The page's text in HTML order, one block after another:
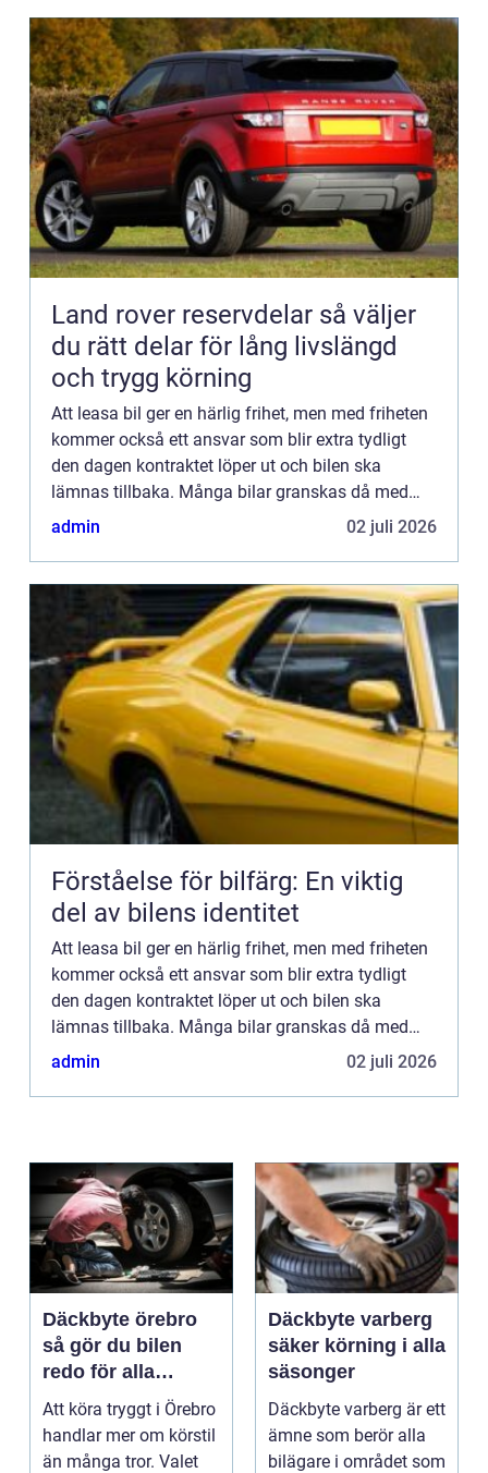
Land rover reservdelar så väljer
du rätt delar för lång livslängd
och trygg körning
Att leasa bil ger en härlig frihet, men med friheten
kommer också ett ansvar som blir extra tydligt
den dagen kontraktet löper ut och bilen ska
lämnas tillbaka. Många bilar granskas då med
lupp, och det som börja...
admin 02 juli 2026
Förståelse för bilfärg: En viktig
del av bilens identitet
Att leasa bil ger en härlig frihet, men med friheten
kommer också ett ansvar som blir extra tydligt
den dagen kontraktet löper ut och bilen ska
lämnas tillbaka. Många bilar granskas då med
lupp, och det som börja...
admin 02 juli 2026
Däckbyte örebro
så gör du bilen
redo för alla
årstider
Att köra tryggt i Örebro
handlar mer om körstil
än många tror. Valet
Däckbyte varberg
säker körning i alla
säsonger
Däckbyte varberg är ett
ämne som berör alla
bilägare i området som